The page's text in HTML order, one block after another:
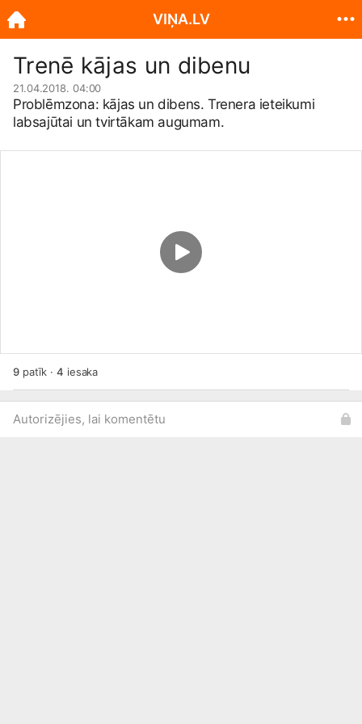
Trenē kājas un dibenu
21.04.2018. 04:00
Problēmzona: kājas un dibens. Trenera ieteikumi
labsajūtai un tvirtākam augumam.
9patīk ·4 iesaka
Autorizējies, lai komentētu
VIŅA.LV